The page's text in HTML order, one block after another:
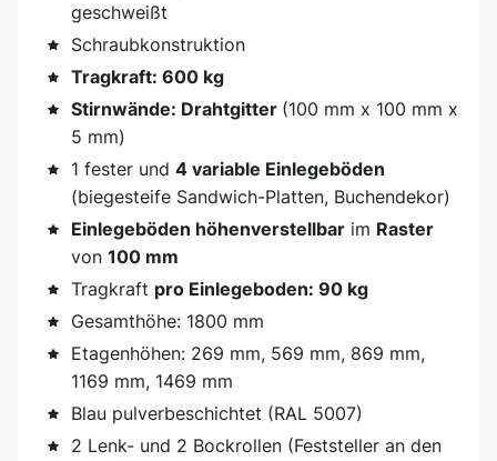
geschweißt
Schraubkonstruktion
Tragkraft: 600 kg
Stirnwände: Drahtgitter (100 mm x 100 mm x
5 mm)
1 fester und 4 variable Einlegeböden
(biegesteife Sandwich-Platten, Buchendekor)
Einlegeböden höhenverstellbar im Raster
von 100 mm
Tragkraft pro Einlegeboden: 90 kg
Gesamthöhe: 1800 mm
Etagenhöhen: 269 mm, 569 mm, 869 mm,
1169 mm, 1469 mm
Blau pulverbeschichtet (RAL 5007)
2 Lenk- und 2 Bockrollen (Feststeller an den